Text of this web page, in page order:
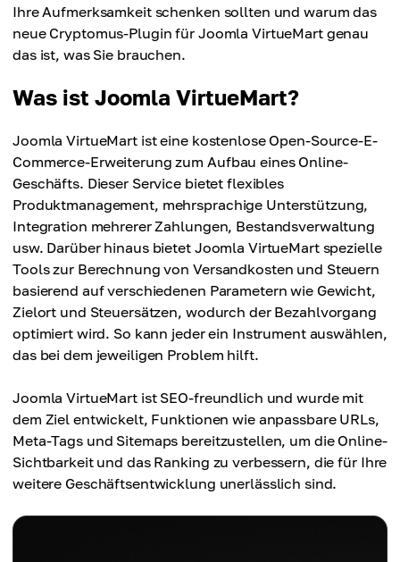
Ihre Aufmerksamkeit schenken sollten und warum das
neue Cryptomus-Plugin für Joomla VirtueMart genau
das ist, was Sie brauchen.
Was ist Joomla VirtueMart?
Joomla VirtueMart ist eine kostenlose Open-Source-E-
Commerce-Erweiterung zum Aufbau eines Online-
Geschäfts. Dieser Service bietet flexibles
Produktmanagement, mehrsprachige Unterstützung,
Integration mehrerer Zahlungen, Bestandsverwaltung
usw. Darüber hinaus bietet Joomla VirtueMart spezielle
Tools zur Berechnung von Versandkosten und Steuern
basierend auf verschiedenen Parametern wie Gewicht,
Zielort und Steuersätzen, wodurch der Bezahlvorgang
optimiert wird. So kann jeder ein Instrument auswählen,
das bei dem jeweiligen Problem hilft.
Joomla VirtueMart ist SEO-freundlich und wurde mit
dem Ziel entwickelt, Funktionen wie anpassbare URLs,
Meta-Tags und Sitemaps bereitzustellen, um die Online-
Sichtbarkeit und das Ranking zu verbessern, die für Ihre
weitere Geschäftsentwicklung unerlässlich sind.